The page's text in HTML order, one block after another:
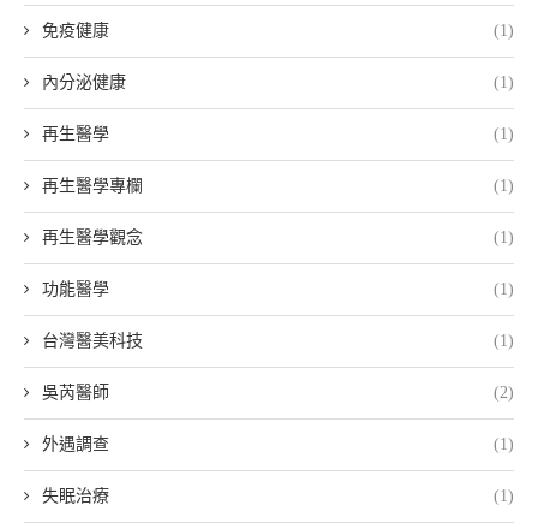
免疫健康 (1)
內分泌健康 (1)
再生醫學 (1)
再生醫學專欄 (1)
再生醫學觀念 (1)
功能醫學 (1)
台灣醫美科技 (1)
吳芮醫師 (2)
外遇調查 (1)
失眠治療 (1)